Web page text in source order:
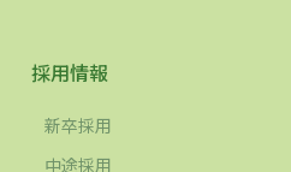
採用情報
新卒採用
中途採用